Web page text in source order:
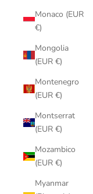
Monaco (EUR
€)
Mongolia
(EUR €)
Montenegro
(EUR €)
Montserrat
(EUR €)
Mozambico
(EUR €)
Myanmar